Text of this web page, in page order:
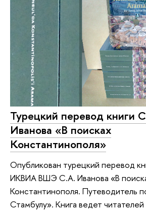
Турецкий перевод книги
Иванова «В поисках
Константинополя»
Опубликован турецкий перевод
ИКВИА ВШЭ С.А. Иванова «В
Константинополя. Путеводитель
Стамбулу». Книга ведет